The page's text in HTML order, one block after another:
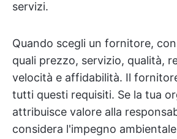
servizi.
Quando scegli un fornitore,
quali prezzo, servizio, qualità,
velocità e affidabilità. Il
tutti questi requisiti. Se la tua
attribuisce valore alla
considera l'impegno